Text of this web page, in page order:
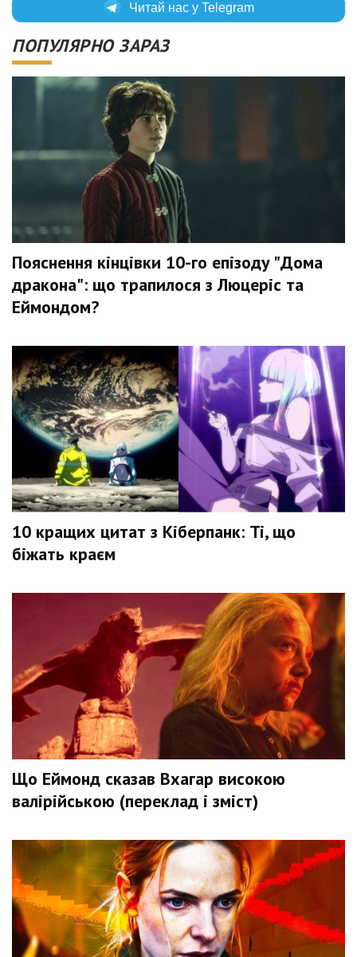
Читай нас у Telegram
ПОПУЛЯРНО ЗАРАЗ
Пояснення кінцівки 10-го епізоду "Дома
дракона": що трапилося з Люцеріс та
Еймондом?
10 кращих цитат з Кіберпанк: Ті, що
біжать краєм
Що Еймонд сказав Вхагар високою
валірійською (переклад і зміст)